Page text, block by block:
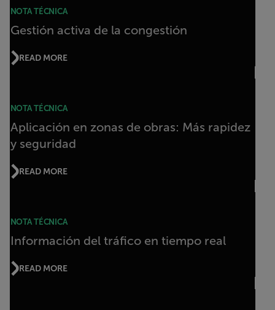
NOTA TÉCNICA
Gestión activa de la congestión
READ MORE
NOTA TÉCNICA
Aplicación en zonas de obras: Más rapidez
y seguridad
READ MORE
NOTA TÉCNICA
Información del tráfico en tiempo real
READ MORE